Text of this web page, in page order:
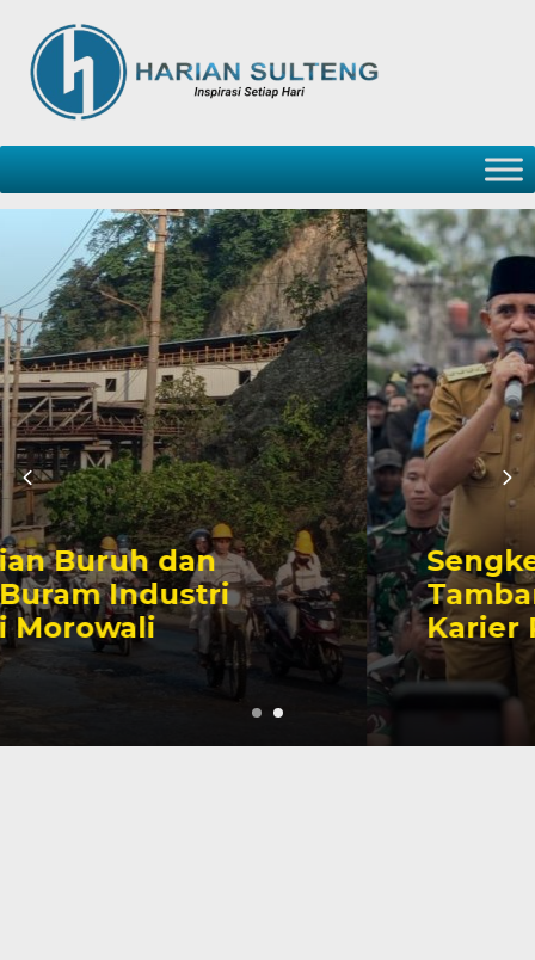
Sengketa Perizinan
Tambang yang Mengiringi
Karier Politik Anwar Hafid